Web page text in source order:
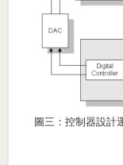
圖三：控制器設計